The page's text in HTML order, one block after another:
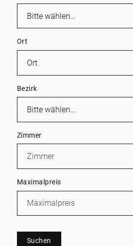
Ort
Bezirk
Zimmer
Maximalpreis
Suchen